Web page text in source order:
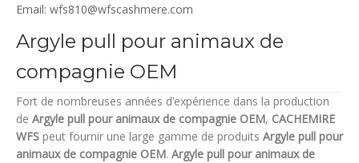
Email: wfs810@wfscashmere.com
Argyle pull pour animaux de
compagnie OEM
Fort de nombreuses années d’expérience dans la production
de Argyle pull pour animaux de compagnie OEM, CACHEMIRE
WFS peut fournir une large gamme de produits Argyle pull pour
animaux de compagnie OEM. Argyle pull pour animaux de